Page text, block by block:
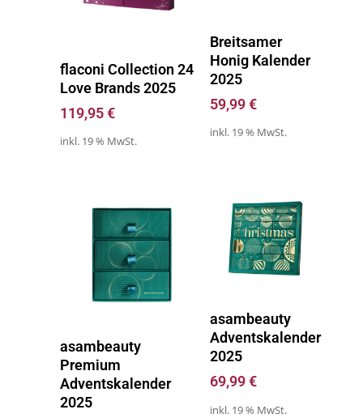
flaconi Collection 24
Love Brands 2025
119,95€
inkl. 19 % MwSt.
Breitsamer
Honig Kalender
2025
59,99€
inkl. 19 % MwSt.
asambeauty
Premium
Adventskalender
2025
asambeauty
Adventskalender
2025
69,99€
inkl. 19 % MwSt.